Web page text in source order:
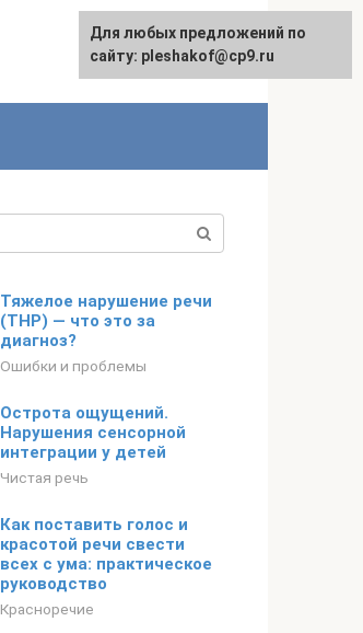
Тяжелое нарушение речи
(ТНР) — что это за
диагноз?
Ошибки и проблемы
Острота ощущений.
Нарушения сенсорной
интеграции у детей
Чистая речь
Как поставить голос и
красотой речи свести
всех с ума: практическое
руководство
Красноречие
Для любых предложений по
сайту: pleshakof@cp9.ru